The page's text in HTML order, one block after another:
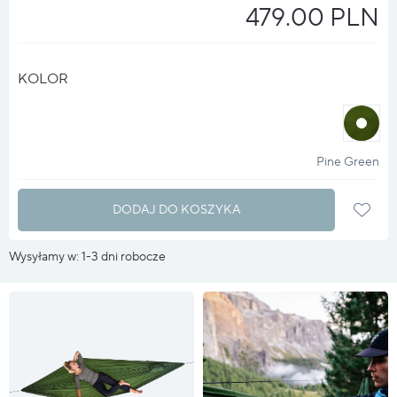
479.00 PLN
KOLOR
halo
?
Pine Green
DODAJ DO KOSZYKA
Wysyłamy w: 1-3 dni robocze